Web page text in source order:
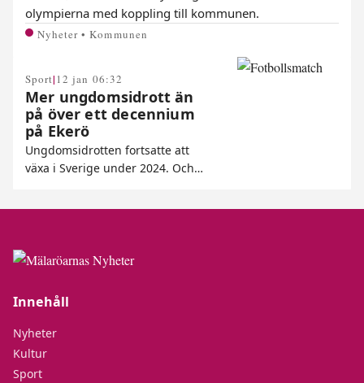
olympierna med koppling till kommunen.
Nyheter • Kommunen
Sport| 12 jan 06:32
Mer ungdomsidrott än
på över ett decennium
på Ekerö
Ungdomsidrotten fortsatte att
växa i Sverige under 2024. Och…
Innehåll
Nyheter
Kultur
Sport